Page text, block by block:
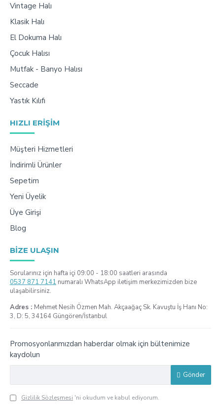
Vintage Halı
Klasik Halı
El Dokuma Halı
Çocuk Halısı
Mutfak - Banyo Halısı
Seccade
Yastık Kılıfı
HIZLI ERIŞIM
Müşteri Hizmetleri
İndirimli Ürünler
Sepetim
Yeni Üyelik
Üye Girişi
Blog
BIZE ULAŞIN
Sorularınız için hafta içi 09:00 - 18:00 saatleri arasında
0537 871 7141 numaralı WhatsApp iletişim merkezimizden bize
ulaşabilirsiniz.
Adres : Mehmet Nesih Özmen Mah. Akçaağaç Sk. Kavuştu İş Hanı No:
3, D: 5, 34164 Güngören/İstanbul
Promosyonlarımızdan haberdar olmak için bültenimize
kaydolun
Gönder
Gizlilik Sözleşmesi 'ni okudum ve kabul ediyorum.